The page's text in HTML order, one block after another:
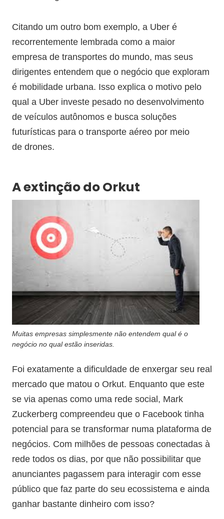
Citando um outro bom exemplo, a Uber é
recorrentemente lembrada como a maior
empresa de transportes do mundo, mas seus
dirigentes entendem que o negócio que exploram
é mobilidade urbana. Isso explica o motivo pelo
qual a Uber investe pesado no desenvolvimento
de veículos autônomos e busca soluções
futurísticas para o transporte aéreo por meio
de drones.
A extinção do Orkut
Muitas empresas simplesmente não entendem qual é o
negócio no qual estão inseridas.
Foi exatamente a dificuldade de enxergar seu real
mercado que matou o Orkut. Enquanto que este
se via apenas como uma rede social, Mark
Zuckerberg compreendeu que o Facebook tinha
potencial para se transformar numa plataforma de
negócios. Com milhões de pessoas conectadas à
rede todos os dias, por que não possibilitar que
anunciantes pagassem para interagir com esse
público que faz parte do seu ecossistema e ainda
ganhar bastante dinheiro com isso?